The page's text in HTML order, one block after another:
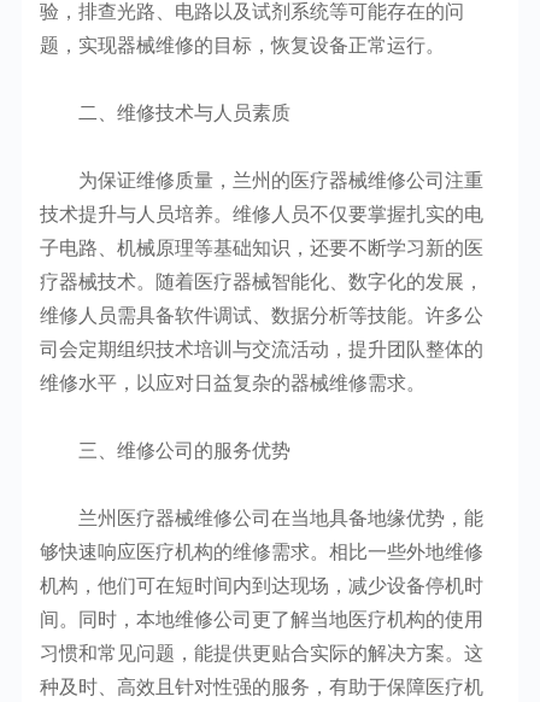
验，排查光路、电路以及试剂系统等可能存在的问
题，实现器械维修的目标，恢复设备正常运行。
二、维修技术与人员素质
为保证维修质量，兰州的医疗器械维修公司注重
技术提升与人员培养。维修人员不仅要掌握扎实的电
子电路、机械原理等基础知识，还要不断学习新的医
疗器械技术。随着医疗器械智能化、数字化的发展，
维修人员需具备软件调试、数据分析等技能。许多公
司会定期组织技术培训与交流活动，提升团队整体的
维修水平，以应对日益复杂的器械维修需求。
三、维修公司的服务优势
兰州医疗器械维修公司在当地具备地缘优势，能
够快速响应医疗机构的维修需求。相比一些外地维修
机构，他们可在短时间内到达现场，减少设备停机时
间。同时，本地维修公司更了解当地医疗机构的使用
习惯和常见问题，能提供更贴合实际的解决方案。这
种及时、高效且针对性强的服务，有助于保障医疗机